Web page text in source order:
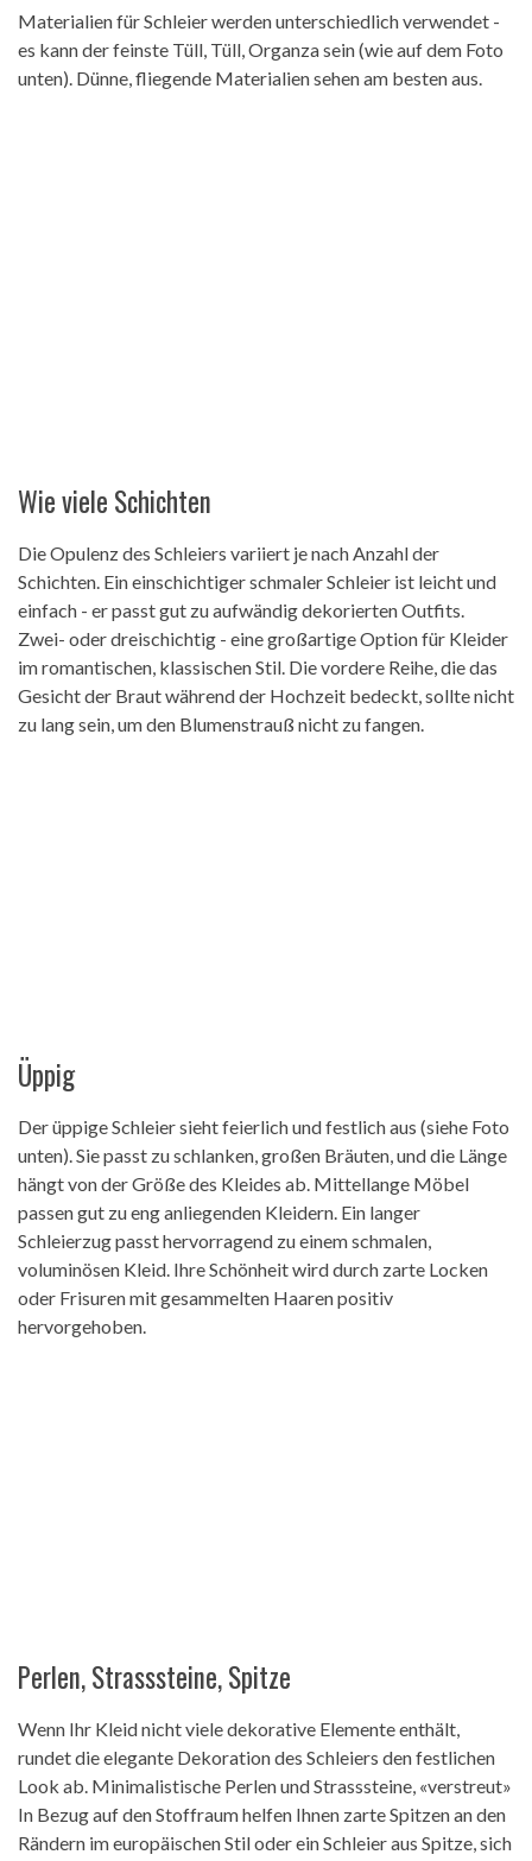
Materialien für Schleier werden unterschiedlich verwendet -
es kann der feinste Tüll, Tüll, Organza sein (wie auf dem Foto
unten). Dünne, fliegende Materialien sehen am besten aus.
Wie viele Schichten
Die Opulenz des Schleiers variiert je nach Anzahl der
Schichten. Ein einschichtiger schmaler Schleier ist leicht und
einfach - er passt gut zu aufwändig dekorierten Outfits.
Zwei- oder dreischichtig - eine großartige Option für Kleider
im romantischen, klassischen Stil. Die vordere Reihe, die das
Gesicht der Braut während der Hochzeit bedeckt, sollte nicht
zu lang sein, um den Blumenstrauß nicht zu fangen.
Üppig
Der üppige Schleier sieht feierlich und festlich aus (siehe Foto
unten). Sie passt zu schlanken, großen Bräuten, und die Länge
hängt von der Größe des Kleides ab. Mittellange Möbel
passen gut zu eng anliegenden Kleidern. Ein langer
Schleierzug passt hervorragend zu einem schmalen,
voluminösen Kleid. Ihre Schönheit wird durch zarte Locken
oder Frisuren mit gesammelten Haaren positiv
hervorgehoben.
Perlen, Strasssteine, Spitze
Wenn Ihr Kleid nicht viele dekorative Elemente enthält,
rundet die elegante Dekoration des Schleiers den festlichen
Look ab. Minimalistische Perlen und Strasssteine, «verstreut»
In Bezug auf den Stoffraum helfen Ihnen zarte Spitzen an den
Rändern im europäischen Stil oder ein Schleier aus Spitze, sich